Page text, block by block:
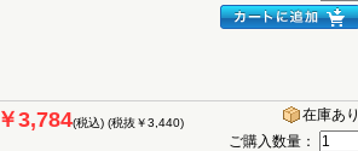
￥3,784(税込) (税抜￥3,440)
在庫あり
ご購入数量：